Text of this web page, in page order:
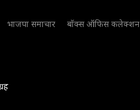
भाजपा समाचार बॉक्स ऑफिस कलेक्शन